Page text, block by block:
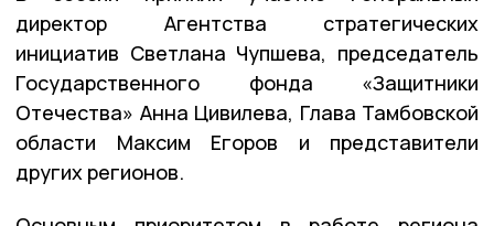
директор Агентства стратегических
инициатив Светлана Чупшева, председатель
Государственного фонда «Защитники
Отечества» Анна Цивилева, Глава Тамбовской
области Максим Егоров и представители
других регионов.